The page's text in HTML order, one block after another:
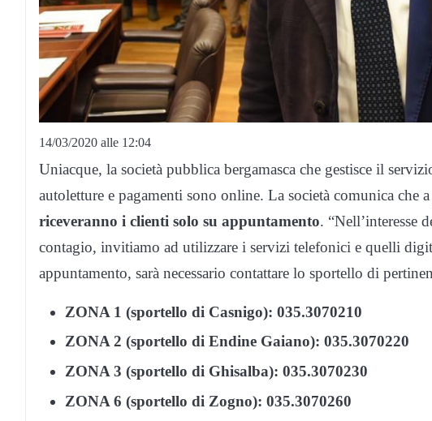
14/03/2020 alle 12:04
Uniacque, la società pubblica bergamasca che gestisce il
autoletture e pagamenti sono online. La società comunica
riceveranno i clienti solo su appuntamento. “Nell’interesse
contagio, invitiamo ad utilizzare i servizi telefonici e quelli
appuntamento, sarà necessario contattare lo sportello di
ZONA 1 (sportello di Casnigo): 035.3070210
ZONA 2 (sportello di Endine Gaiano): 035.3070220
ZONA 3 (sportello di Ghisalba): 035.3070230
ZONA 6 (sportello di Zogno): 035.3070260